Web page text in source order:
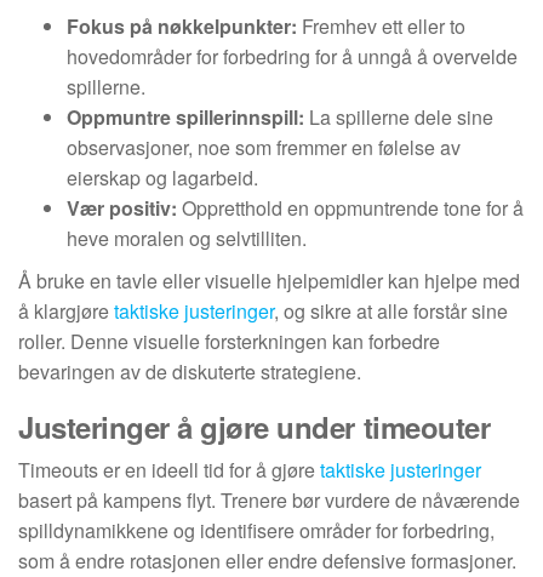
Fokus på nøkkelpunkter: Fremhev ett eller to
hovedområder for forbedring for å unngå å overvelde
spillerne.
Oppmuntre spillerinnspill: La spillerne dele sine
observasjoner, noe som fremmer en følelse av
eierskap og lagarbeid.
Vær positiv: Oppretthold en oppmuntrende tone for å
heve moralen og selvtilliten.
Å bruke en tavle eller visuelle hjelpemidler kan hjelpe med
å klargjøretaktiske justeringer, og sikre at alle forstår sine
roller. Denne visuelle forsterkningen kan forbedre
bevaringen av de diskuterte strategiene.
Justeringer å gjøre under timeouter
Timeouts er en ideell tid for å gjøretaktiske justeringer
basert på kampens flyt. Trenere bør vurdere de nåværende
spilldynamikkene og identifisere områder for forbedring,
som å endre rotasjonen eller endre defensive formasjoner.